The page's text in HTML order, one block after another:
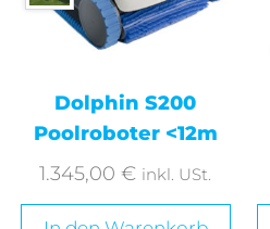
Dolphin S200
Poolroboter <12m
1.345,00€ inkl. USt.